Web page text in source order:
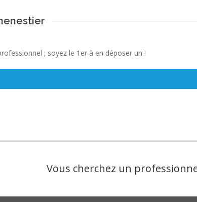
; soyez le 1er à en déposer un !
Vous cherchez un